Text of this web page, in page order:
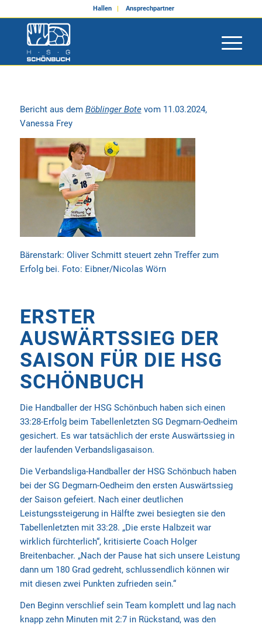
Hallen Ansprechpartner
Bericht aus dem Böblinger Botevom 11.03.2024,
Vanessa Frey
Bärenstark: Oliver Schmitt steuert zehn Treffer zum
Erfolg bei. Foto: Eibner/Nicolas Wörn
ERSTER
AUSWÄRTSSIEG DER
SAISON FÜR DIE HSG
SCHÖNBUCH
Die Handballer der HSG Schönbuch haben sich einen
33:28-Erfolg beim Tabellenletzten SG Degmarn-Oedheim
gesichert. Es war tatsächlich der erste Auswärtssieg in
der laufenden Verbandsligasaison.
Die Verbandsliga-Handballer der HSG Schönbuch haben
bei der SG Degmarn-Oedheim den ersten Auswärtssieg
der Saison gefeiert. Nach einer deutlichen
Leistungssteigerung in Hälfte zwei besiegten sie den
Tabellenletzten mit 33:28. „Die erste Halbzeit war
wirklich fürchterlich“, kritisierte Coach Holger
Breitenbacher. „Nach der Pause hat sich unsere Leistung
dann um 180 Grad gedreht, schlussendlich können wir
mit diesen zwei Punkten zufrieden sein.“
Den Beginn verschlief sein Team komplett und lag nach
knapp zehn Minuten mit 2:7 in Rückstand, was den